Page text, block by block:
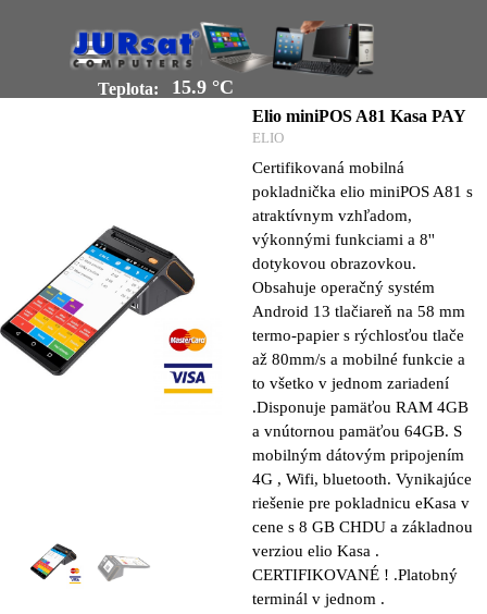
Preskočiť menu
Teplota:
Elio miniPOS A81 Kasa PAY
ELIO
Certifikovaná mobilná
pokladnička elio miniPOS A81 s
atraktívnym vzhľadom,
výkonnými funkciami a 8''
dotykovou obrazovkou.
Obsahuje operačný systém
Android 13 tlačiareň na 58 mm
termo-papier s rýchlosťou tlače
až 80mm/s a mobilné funkcie a
to všetko v jednom zariadení
.Disponuje pamäťou RAM 4GB
a vnútornou pamäťou 64GB. S
mobilným dátovým pripojením
4G , Wifi, bluetooth. Vynikajúce
riešenie pre pokladnicu eKasa v
cene s 8 GB CHDU a základnou
verziou elio Kasa .
CERTIFIKOVANÉ ! .Platobný
terminál v jednom .